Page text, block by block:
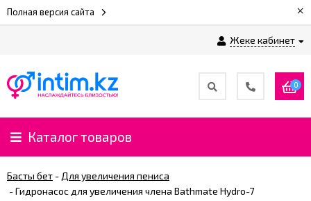
Полная версия сайта ×
Жеке кабинет
0
Каталог товаров
Басты бет - Для увеличения пениса
-Гидронасос для увеличения члена Bathmate Hydro-7